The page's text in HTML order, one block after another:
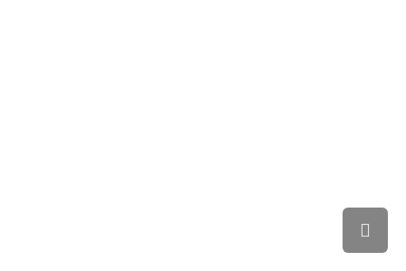
גלילה
לראש